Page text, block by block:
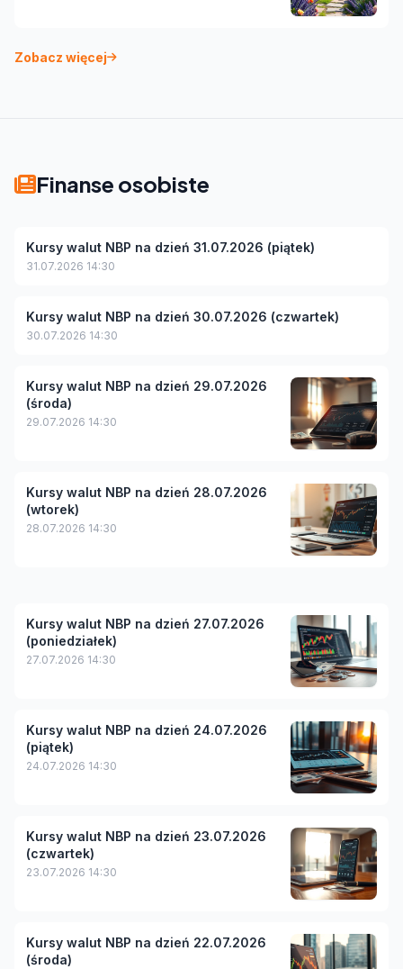
Zobacz więcej
Finanse osobiste
Kursy walut NBP na dzień 31.07.2026 (piątek)
31.07.2026 14:30
Kursy walut NBP na dzień 30.07.2026 (czwartek)
30.07.2026 14:30
Kursy walut NBP na dzień 29.07.2026
(środa)
29.07.2026 14:30
Kursy walut NBP na dzień 28.07.2026
(wtorek)
28.07.2026 14:30
Kursy walut NBP na dzień 27.07.2026
(poniedziałek)
27.07.2026 14:30
Kursy walut NBP na dzień 24.07.2026
(piątek)
24.07.2026 14:30
Kursy walut NBP na dzień 23.07.2026
(czwartek)
23.07.2026 14:30
Kursy walut NBP na dzień 22.07.2026
(środa)